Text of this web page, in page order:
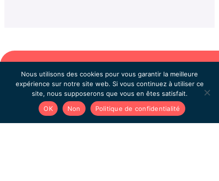
Nous utilisons des cookies pour vous garantir la meilleure
expérience sur notre site web. Si vous continuez à utiliser ce
site, nous supposerons que vous en êtes satisfait.
OK
Non Politique de confidentialité